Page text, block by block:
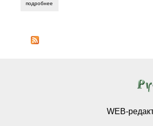
подробнее
WEB-